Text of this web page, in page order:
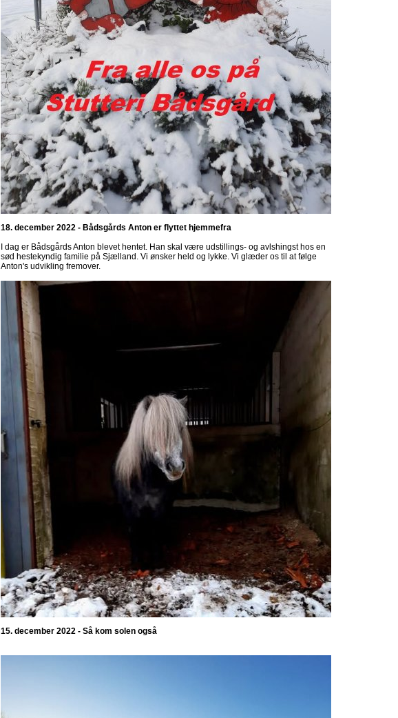
18. december 2022 - Bådsgårds Anton er flyttet hjemmefra
I dag er Bådsgårds Anton blevet hentet. Han skal være udstillings- og avlshingst hos en
sød hestekyndig familie på Sjælland. Vi ønsker held og lykke. Vi glæder os til at følge
Anton's udvikling fremover.
15. december 2022 - Så kom solen også